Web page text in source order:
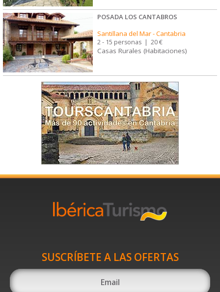
POSADA LOS CANTABROS
Santillana del Mar-Cantabria
2 - 15 personas | 20 €
Casas Rurales (Habitaciones)
SUSCRÍBETE A LAS OFERTAS